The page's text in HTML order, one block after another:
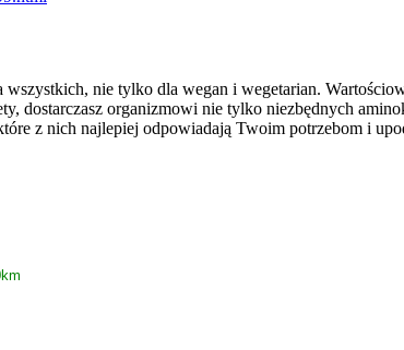
nie tylko dla wegan i wegetarian.
dostarczasz organizmowi nie tylko niezbędnych
z nich najlepiej odpowiadają Twoim potrzebom i